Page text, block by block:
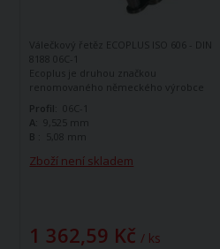
Zboží není skladem
1 362,59 Kč / ks
Válečkový řetěz ECOPLUS ISO 606 - DIN
8188 06C-1
Ecoplus je druhou značkou
renomovaného německého výrobce
Tato značka vznikla jako ekonomická
řada k doplnění standardní řady tohoto
výrobce. Jedná se o kvalitní řetězy
vyráběné dle norem ISO 606 - DIN 8188.
Profil:
06C-1
A:
9,525 mm
B :
5,08 mm